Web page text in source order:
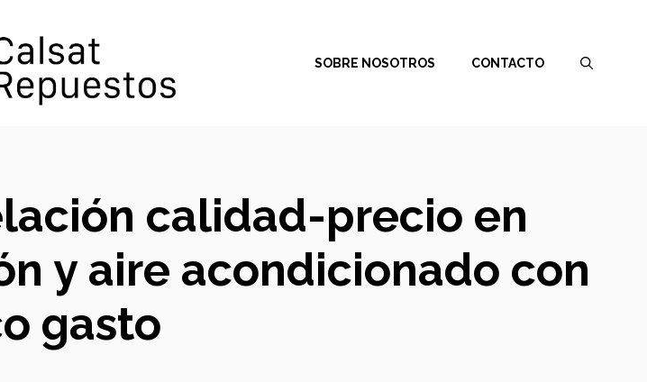
SOBRE NOSOTROS CONTACTO
calidad-precio en
y aire acondicionado con
gasto